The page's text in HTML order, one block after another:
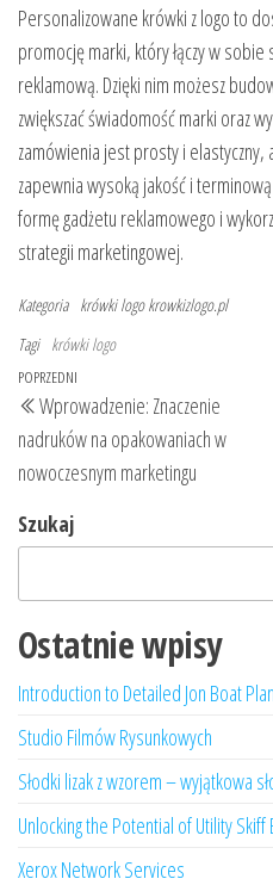
Personalizowane krówki z logo to
promocję marki, który łączy w
reklamową. Dzięki nim możesz
zwiększać świadomość marki oraz
zamówienia jest prosty i
zapewnia wysoką jakość i
formę gadżetu reklamowego i
strategii marketingowej.
Kategoria krówki logo krowkizlogo.pl
Tagi krówki logo
Nawigacja
wpisu
Poprzedni
wpis
POPRZEDNI
Wprowadzenie: Znaczenie
nadruków na opakowaniach w
nowoczesnym marketingu
Szukaj
Ostatnie wpisy
Introduction to Detailed Jon Boat
Studio Filmów Rysunkowych
Słodki lizak z wzorem – wyjątkowa
Unlocking the Potential of Utility
Xerox Network Services